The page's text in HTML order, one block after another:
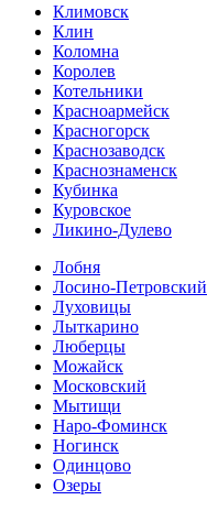
Климовск
Клин
Коломна
Королев
Котельники
Красноармейск
Красногорск
Краснозаводск
Краснознаменск
Кубинка
Куровское
Ликино-Дулево
Лобня
Лосино-Петровский
Луховицы
Лыткарино
Люберцы
Можайск
Московский
Мытищи
Наро-Фоминск
Ногинск
Одинцово
Озеры